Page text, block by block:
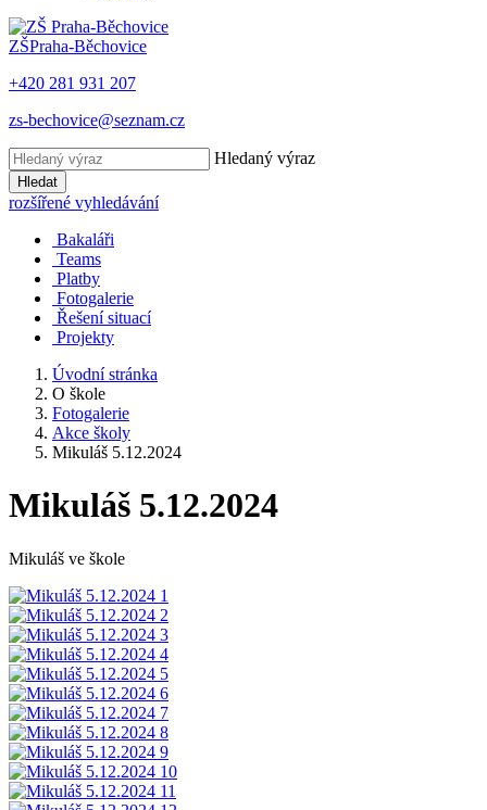
ZŠPraha-Běchovice
+420 281 931 207
zs-bechovice@seznam.cz
Hledaný výraz
Hledat
rozšířené vyhledávání
Bakaláři
Teams
Platby
Fotogalerie
Řešení situací
Projekty
Úvodní stránka
O škole
Fotogalerie
Akce školy
Mikuláš 5.12.2024
Mikuláš 5.12.2024
Mikuláš ve škole